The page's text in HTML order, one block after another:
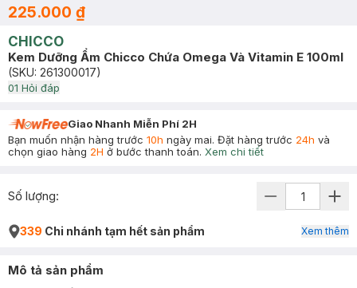
225.000 ₫
CHICCO
Kem Dưỡng Ẩm Chicco Chứa Omega Và Vitamin E 100ml
(SKU: 261300017)
01 Hỏi đáp
Giao Nhanh Miễn Phí 2H
Bạn muốn nhận hàng trước 10h ngày mai. Đặt hàng trước 24h và
chọn giao hàng 2H ở bước thanh toán. Xem chi tiết
Số lượng:
339 Chi nhánh tạm hết sản phẩm Xem thêm
Mô tả sản phẩm